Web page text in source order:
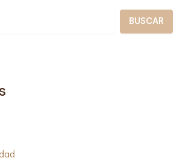
BUSCAR